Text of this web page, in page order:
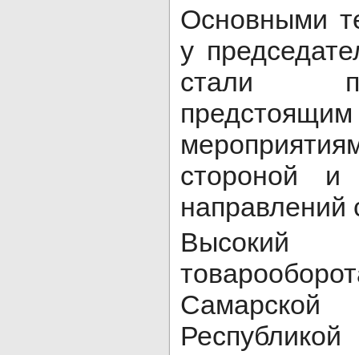
Основными
у
стали
стороной и
направлений